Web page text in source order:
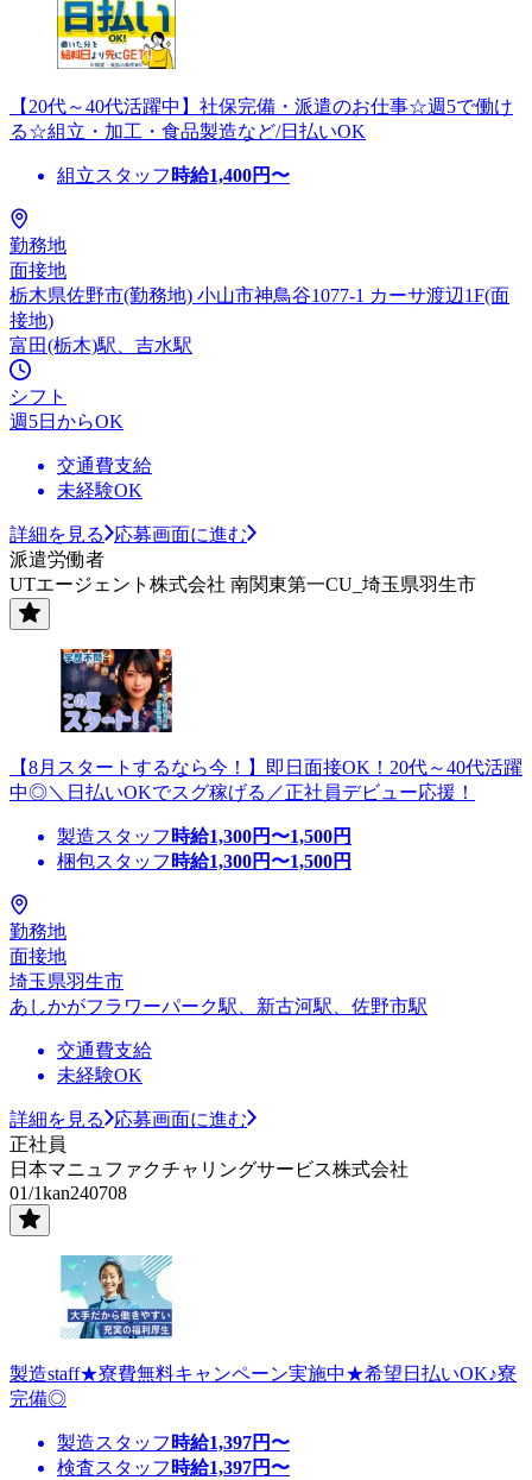
【20代～40代活躍中】社保完備・派遣のお仕事☆週5で働け
る☆組立・加工・食品製造など/日払いOK
組立スタッフ 時給1,400円〜
勤務地
面接地
栃木県佐野市(勤務地) 小山市神鳥谷1077-1 カーサ渡辺1F(面
接地)
富田(栃木)駅、吉水駅
シフト
週5日からOK
交通費支給
未経験OK
詳細を見る
応募画面に進む
派遣労働者
UTエージェント株式会社 南関東第一CU_埼玉県羽生市
【8月スタートするなら今！】即日面接OK！20代～40代活躍
中◎＼日払いOKでスグ稼げる／正社員デビュー応援！
製造スタッフ 時給1,300円〜1,500円
梱包スタッフ 時給1,300円〜1,500円
勤務地
面接地
埼玉県羽生市
あしかがフラワーパーク駅、新古河駅、佐野市駅
交通費支給
未経験OK
詳細を見る
応募画面に進む
正社員
日本マニュファクチャリングサービス株式会社
01/1kan240708
製造staff★寮費無料キャンペーン実施中★希望日払いOK♪寮
完備◎
製造スタッフ 時給1,397円〜
検査スタッフ 時給1,397円〜